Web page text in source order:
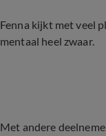
Fenna kijkt met veel
mentaal heel zwaar.
Met andere